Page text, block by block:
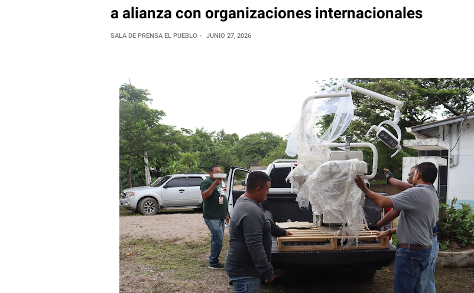
a alianza con organizaciones internacionales
SALA DE PRENSA EL PUEBLO JUNIO 27, 2026